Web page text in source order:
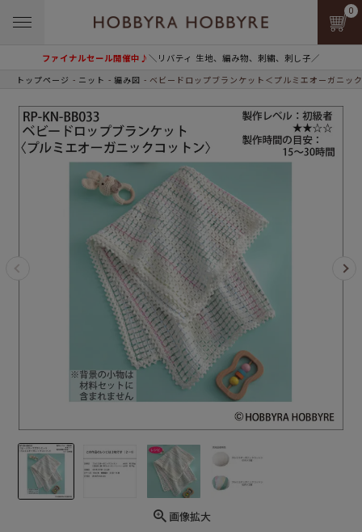
ファイナルセール開催中♪＼リバティ 生地、編み物、刺繍、刺し子／
0
トップページ ニット 編み図 ベビードロップブランケット＜プルミエオーガニッ
画像拡大